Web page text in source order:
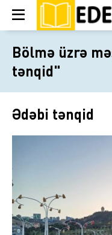
Bölmə üzrə
tənqid"
Ədəbi tənqid